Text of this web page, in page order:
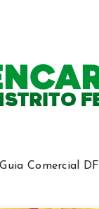
Guia Comercial DF